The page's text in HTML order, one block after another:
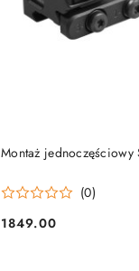
Montaż jednoczęściowy
(0)
Cena:
1849.00